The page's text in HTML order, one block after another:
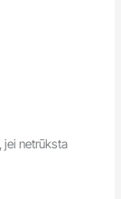
netrūksta